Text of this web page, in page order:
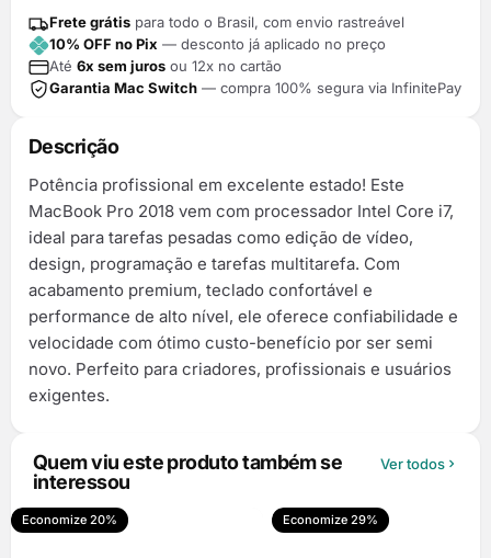
Frete grátis para todo o Brasil, com envio rastreável
10% OFF no Pix — desconto já aplicado no preço
Até 6x sem juros ou 12x no cartão
Garantia Mac Switch — compra 100% segura via InfinitePay
Descrição
Potência profissional em excelente estado! Este
MacBook Pro 2018 vem com processador Intel Core i7,
ideal para tarefas pesadas como edição de vídeo,
design, programação e tarefas multitarefa. Com
acabamento premium, teclado confortável e
performance de alto nível, ele oferece confiabilidade e
velocidade com ótimo custo-benefício por ser semi
novo. Perfeito para criadores, profissionais e usuários
exigentes.
Quem viu este produto também se
interessou
Ver todos
Economize 20% Economize 29%